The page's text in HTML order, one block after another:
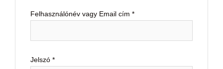
Felhasználónév vagy Email cím *
Jelszó *